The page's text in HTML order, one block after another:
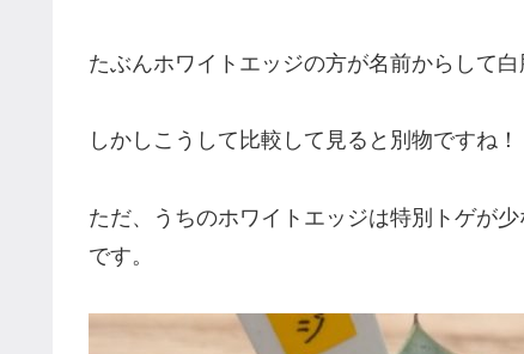
たぶんホワイトエッジの方が名前からして
しかしこうして比較して見ると別物ですね！
ただ、うちのホワイトエッジは特別トゲが
です。